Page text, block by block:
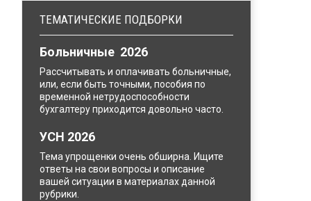
ТЕМАТИЧЕСКИЕ ПОДБОРКИ
Больничные 2026
Рассчитывать и оплачивать больничные,
или, если быть точными, пособия по
временной нетрудоспособности
бухгалтеру приходится довольно часто.
УСН 2026
Тема упрощенки очень обширна. Ищите
ответы на свои вопросы и описание
вашей ситуации в материалах данной
рубрики.